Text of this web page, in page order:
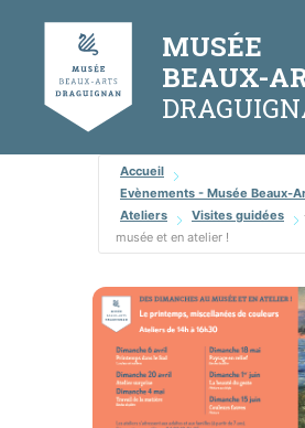
MUSÉE
BEAUX-
Accueil
Evènements - Musée Beaux-
Ateliers
Visites guidées
musée et en atelier !